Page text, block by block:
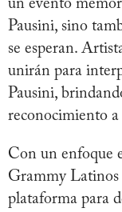
un evento
Pausini, sino
se esperan.
unirán para
Pausini,
reconocimiento
Con un enfoque
Grammy Latinos
plataforma para